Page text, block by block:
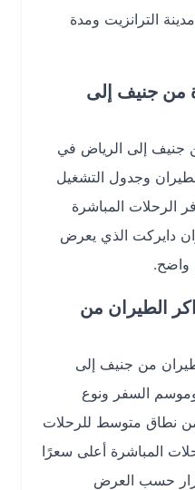
ومدة
إلى
إلى الرياض في
وجدول التشغيل
المباشرة
الذي يعرض
من
من جنيف إلى
ونوع
متوسط للرحلات
أعلى سعرًا
حسب العرض